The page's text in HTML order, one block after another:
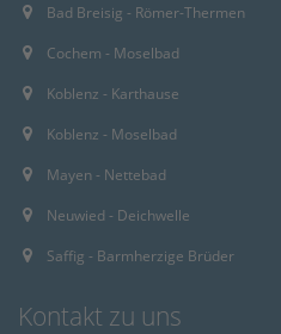
Bad Breisig - Römer-Thermen
Cochem - Moselbad
Koblenz - Karthause
Koblenz - Moselbad
Mayen - Nettebad
Neuwied - Deichwelle
Saffig - Barmherzige Brüder
Kontakt zu uns